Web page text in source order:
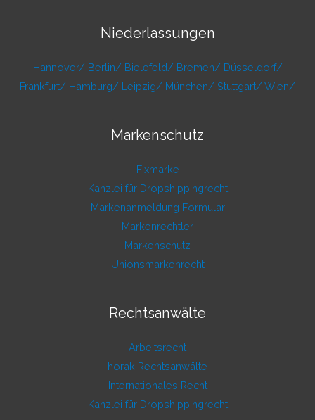
Niederlassungen
Hannover/ Berlin/ Bielefeld/ Bremen/ Düsseldorf/
Frankfurt/ Hamburg/ Leipzig/ München/ Stuttgart/ Wien/
Markenschutz
Fixmarke
Kanzlei für Dropshippingrecht
Markenanmeldung Formular
Markenrechtler
Markenschutz
Unionsmarkenrecht
Rechtsanwälte
Arbeitsrecht
horak Rechtsanwälte
Internationales Recht
Kanzlei für Dropshippingrecht